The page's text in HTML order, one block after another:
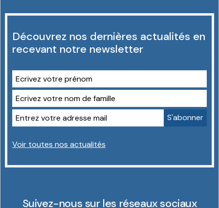
Découvrez nos dernières actualités en
recevant notre newsletter
Voir toutes nos actualités
Suivez-nous sur les réseaux sociaux